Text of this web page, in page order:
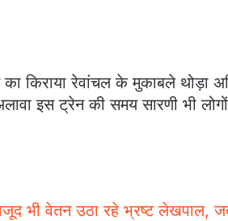
का किराया रेवांचल के मुकाबले थोड़ा
इस ट्रेन की समय सारणी भी
भी वेतन उठा रहे भ्रष्ट लेखपाल,